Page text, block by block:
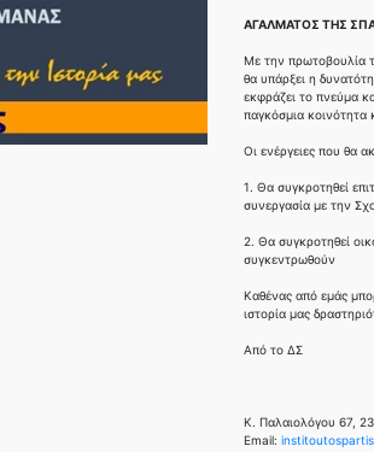
ΑΓΑΛΜΑΤΟΣ ΤΗΣ
Με την πρωτοβουλία
θα υπάρξει η
εκφράζει το πνεύμα
παγκόσμια κοινότητα
Οι ενέργειες που θα
1. Θα συγκροτηθεί
συνεργασία με την
2. Θα συγκροτηθεί
συγκεντρωθούν
Καθένας από εμάς
ιστορία μας
Από το ΔΣ
K. Παλαιολόγου 67,
Email: